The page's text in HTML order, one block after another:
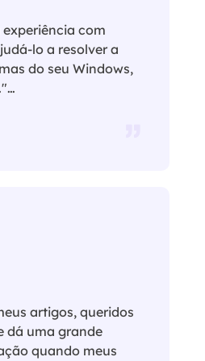
com
lo a resolver a
do seu Windows,
artigos, queridos
dá uma grande
quando meus